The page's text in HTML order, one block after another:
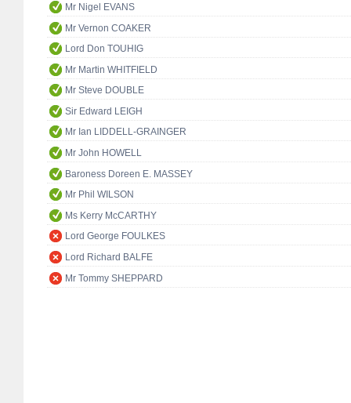
Mr Nigel EVANS
Mr Vernon COAKER
Lord Don TOUHIG
Mr Martin WHITFIELD
Mr Steve DOUBLE
Sir Edward LEIGH
Mr Ian LIDDELL-GRAINGER
Mr John HOWELL
Baroness Doreen E. MASSEY
Mr Phil WILSON
Ms Kerry McCARTHY
Lord George FOULKES
Lord Richard BALFE
Mr Tommy SHEPPARD